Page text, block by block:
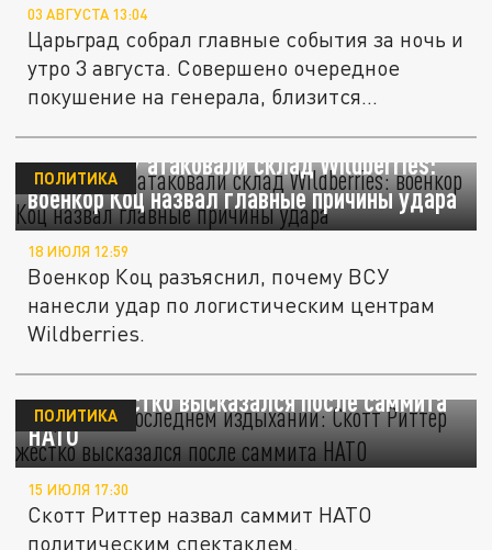
03 АВГУСТА 13:04
Царьград собрал главные события за ночь и
утро 3 августа. Совершено очередное
покушение на генерала, близится...
Почему ВСУ атаковали склад Wildberries:
военкор Коц назвал главные причины удара
ПОЛИТИКА
18 ИЮЛЯ 12:59
Военкор Коц разъяснил, почему ВСУ
нанесли удар по логистическим центрам
Wildberries.
"Европа на последнем издыхании": Скотт
Риттер жестко высказался после саммита
НАТО
ПОЛИТИКА
15 ИЮЛЯ 17:30
Скотт Риттер назвал саммит НАТО
политическим спектаклем.